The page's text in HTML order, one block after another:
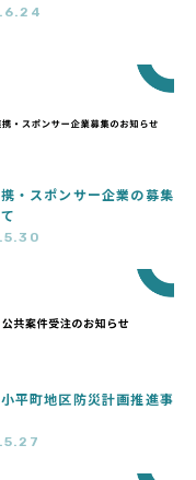
・スポンサー企業の募集
平町地区防災計画推進事